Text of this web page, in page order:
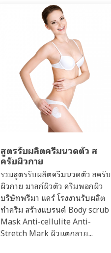
สูตรรับผลิตครีมนวดตัว ส
ครับผิวกาย
รวมสูตรรับผลิตครีมนวดตัว สครับ
ผิวกาย มาสก์ผิวตัว ครีมพอกผิว
บริษัทพรีมา แคร์ โรงงานรับผลิต
ทำครีม สร้างแบรนด์ Body scrub
Mask Anti-cellulite Anti-
Stretch Mark ผิวแตกลาย...